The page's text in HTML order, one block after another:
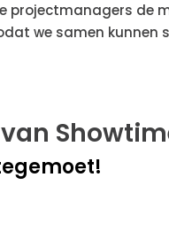
projectmanagers de
we samen kunnen